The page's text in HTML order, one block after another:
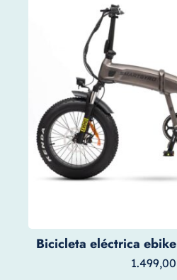
Bicicleta eléctrica
1.499,00